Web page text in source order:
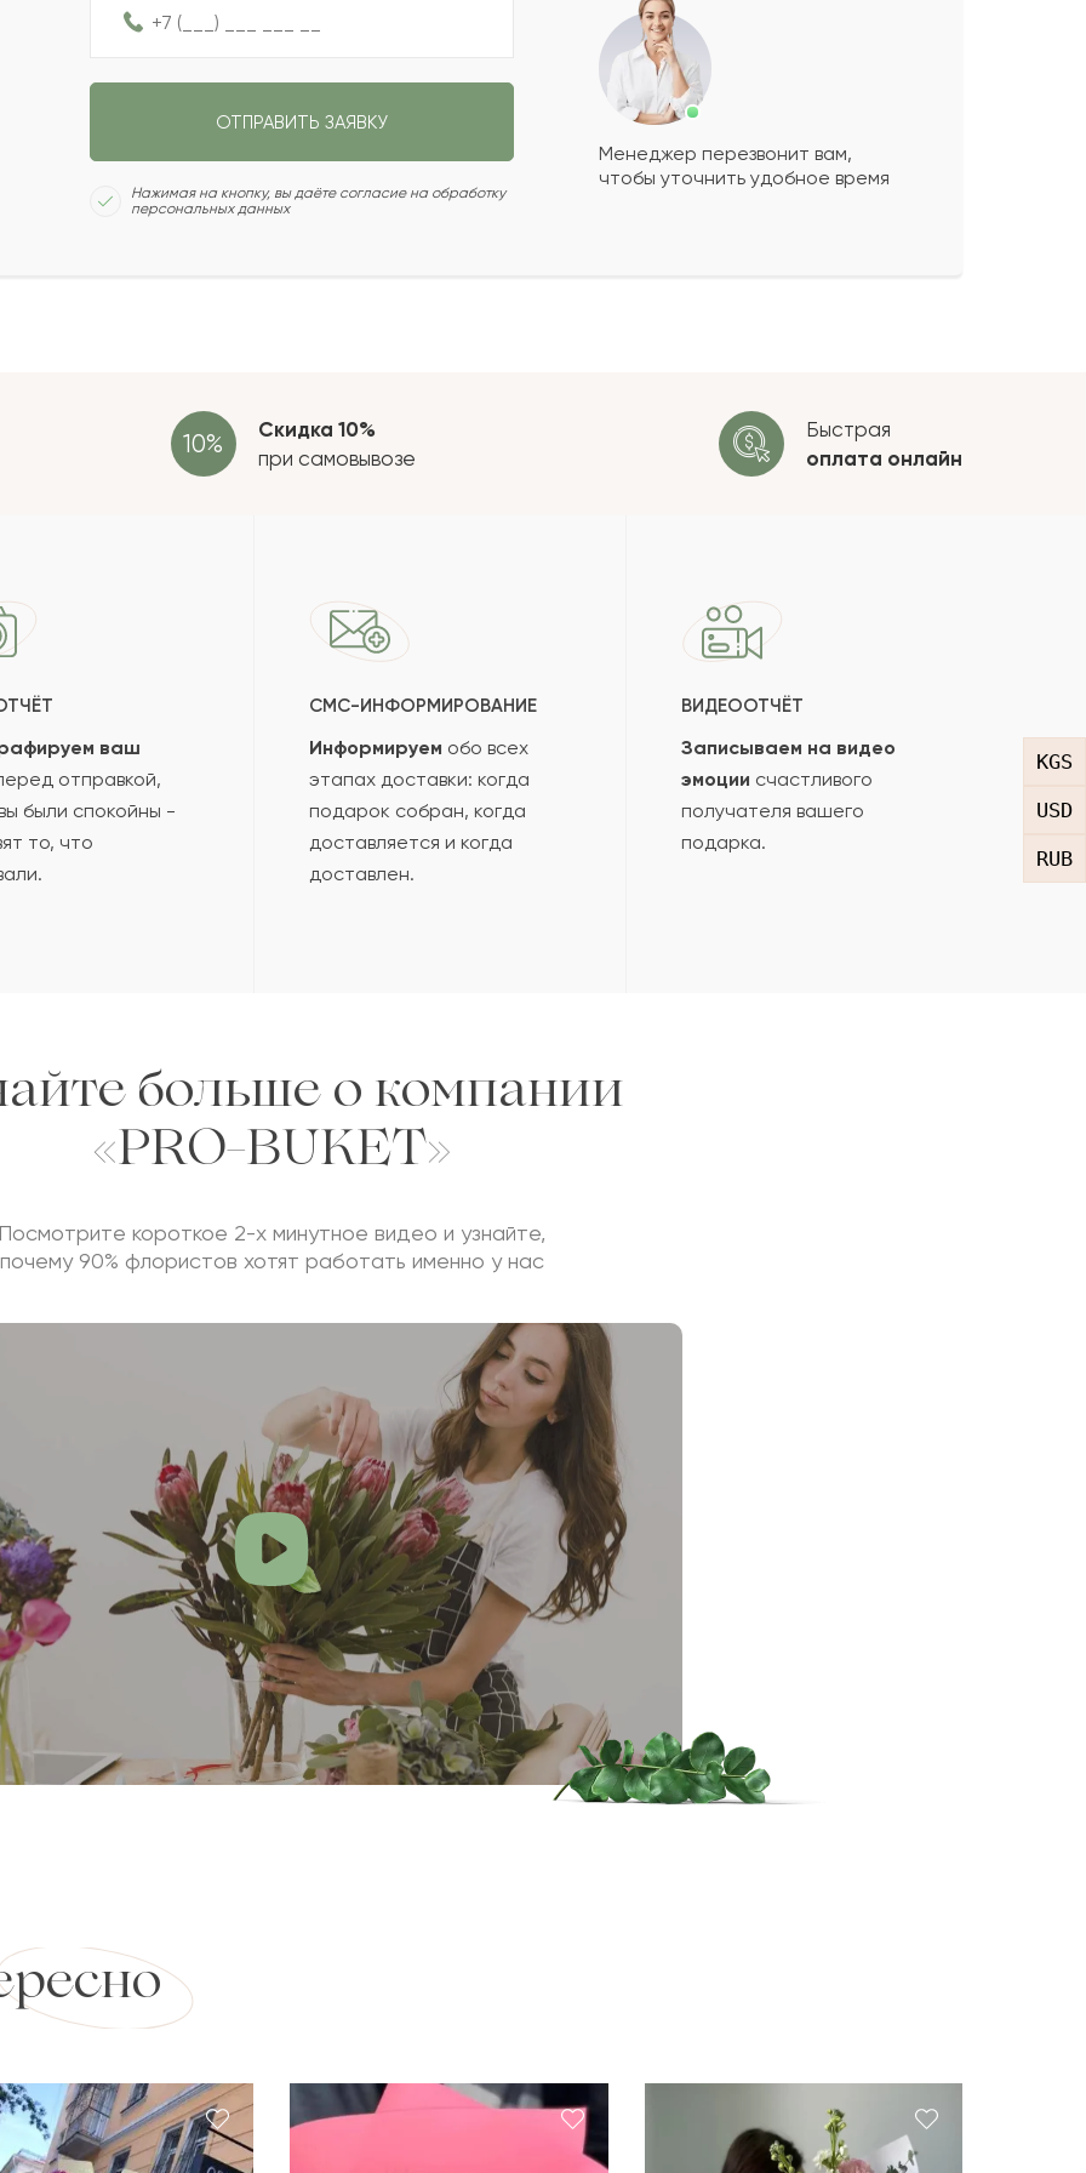
KGS
USD
RUB
2020-12-11
2020-10-11
Сколько будет+?
ОСТАВИТЬ ОТЗЫВ
ОТПРАВИТЬ ЗАЯВКУ
Нажимая на кнопку, вы даёте согласие на обработку
персональных данных
Менеджер перезвонит вам,
чтобы уточнить удобное время
Скидка 10%
при самовывозе
Быстрая
оплата онлайн
ваш
отправкой,
были спокойны -
то, что
СМС-ИНФОРМИРОВАНИЕ
Информируем обо всех
этапах доставки: когда
подарок собран, когда
доставляется и когда
доставлен.
ВИДЕООТЧЁТ
Записываем на видео
эмоции счастливого
получателя вашего
подарка.
больше о компании
«PRO-BUKET»
короткое 2-х минутное видео и узнайте,
почему 90% флористов хотят работать именно у нас